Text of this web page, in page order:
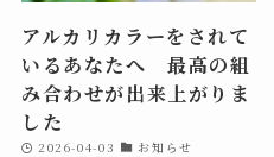
アルカリカラーをされて
いるあなたへ 最高の組
み合わせが出来上がりま
した
2026-04-03 お知らせ